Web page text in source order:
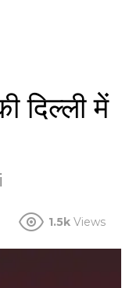
में
1.5k Views